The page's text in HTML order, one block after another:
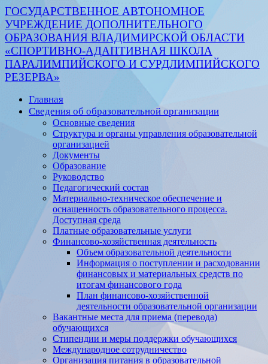
ГОСУДАРСТВЕННОЕ АВТОНОМНОЕ
УЧРЕЖДЕНИЕ ДОПОЛНИТЕЛЬНОГО
ОБРАЗОВАНИЯ ВЛАДИМИРСКОЙ ОБЛАСТИ
«СПОРТИВНО-АДАПТИВНАЯ ШКОЛА
ПАРАЛИМПИЙСКОГО И СУРДЛИМПИЙСКОГО
РЕЗЕРВА»
Главная
Сведения об образовательной организации
Основные сведения
Структура и органы управления образовательной
организацией
Документы
Образование
Руководство
Педагогический состав
Материально-техническое обеспечение и
оснащенность образовательного процесса.
Доступная среда
Платные образовательные услуги
Финансово-хозяйственная деятельность
Объем образовательной деятельности
Информация о поступлении и расходовании
финансовых и материальных средств по
итогам финансового года
План финансово-хозяйственной
деятельности образовательной организации
Вакантные места для приема (перевода)
обучающихся
Стипендии и меры поддержки обучающихся
Международное сотрудничество
Организация питания в образовательной